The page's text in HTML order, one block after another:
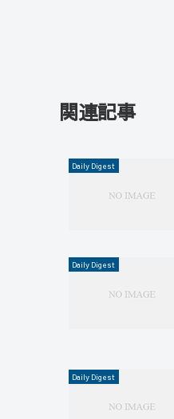
関連記事
Daily Digest
Daily Digest
Daily Digest